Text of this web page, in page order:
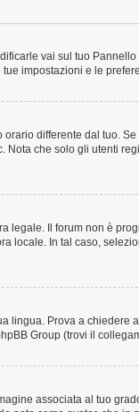
vai sul tuo
impostazioni e le
differente dal tuo.
che solo gli utenti
legale. Il forum non è
locale. In tal caso,
lingua. Prova a
Group (trovi il
associata al tuo